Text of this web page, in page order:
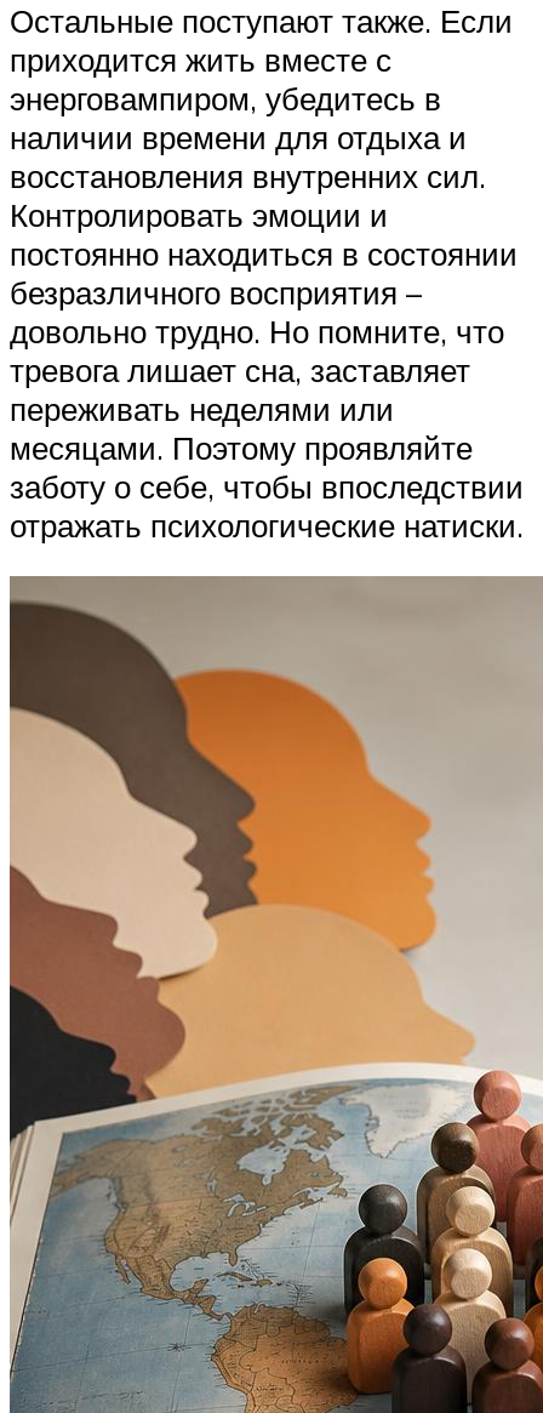
Остальные поступают также. Если
приходится жить вместе с
энерговампиром, убедитесь в
наличии времени для отдыха и
восстановления внутренних сил.
Контролировать эмоции и
постоянно находиться в состоянии
безразличного восприятия –
довольно трудно. Но помните, что
тревога лишает сна, заставляет
переживать неделями или
месяцами. Поэтому проявляйте
заботу о себе, чтобы впоследствии
отражать психологические натиски.